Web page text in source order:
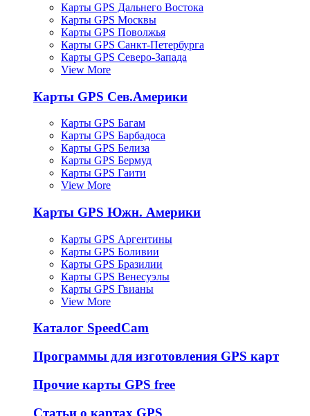
Карты GPS Дальнего Востока
Карты GPS Москвы
Карты GPS Поволжья
Карты GPS Санкт-Петербурга
Карты GPS Северо-Запада
View More
Карты GPS Сев.Америки
Карты GPS Багам
Карты GPS Барбадоса
Карты GPS Белиза
Карты GPS Бермуд
Карты GPS Гаити
View More
Карты GPS Южн. Америки
Карты GPS Аргентины
Карты GPS Боливии
Карты GPS Бразилии
Карты GPS Венесуэлы
Карты GPS Гвианы
View More
Каталог SpeedCam
Программы для изготовления GPS карт
Прочие карты GPS free
Статьи о картах GPS